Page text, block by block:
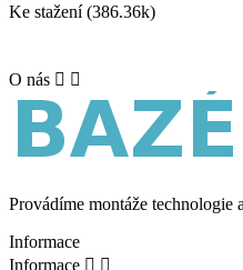
Ke stažení (386.36k)
O nás  
Provádíme montáže technologie
Informace
Informace  